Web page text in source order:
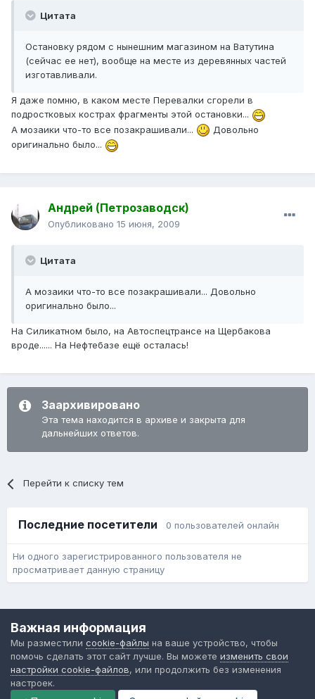
Цитата
Остановку рядом с нынешним магазином на Ватутина
(сейчас ее нет), вообще на месте из деревянных частей
изготавливали.
Я даже помню, в каком месте Перевалки сгорели в
подростковых кострах фрагменты этой остановки...
А мозаики что-то все позакрашивали...
Довольно
оригинально было...
Андрей (Петрозаводск)
Опубликовано 15 июня, 2009
Цитата
А мозаики что-то все позакрашивали... Довольно
оригинально было...
На Силикатном было, на Автоспецтрансе на Щербакова
вроде...... На Нефтебазе ещё осталась!
Заархивировано
Эта тема находится в архиве и закрыта для
дальнейших ответов.
Перейти к списку тем
Последние посетители 0 пользователей онлайн
Ни одного зарегистрированного пользователя не
просматривает данную страницу
Форум общественного транспорта
Powered by Invision Community
Важная информация
Мы разместили cookie-файлы на ваше устройство, чтобы
помочь сделать этот сайт лучше. Вы можете изменить свои
настройки cookie-файлов, или продолжить без изменения
настроек.